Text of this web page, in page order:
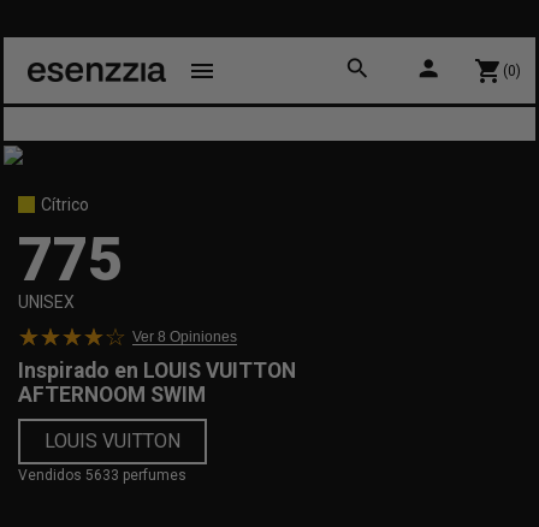
menu search person shopping_cart (0)
Cítrico
775
UNISEX
Ver 8 Opiniones
Inspirado en LOUIS VUITTON
AFTERNOOM SWIM
LOUIS VUITTON
Vendidos 5633 perfumes